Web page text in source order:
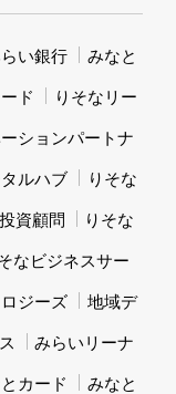
い銀行 みなと
ド りそなリー
ションパートナ
ルハブ りそな
資顧問 りそな
なビジネスサー
ジーズ 地域デ
みらいリーナ
カード みなと